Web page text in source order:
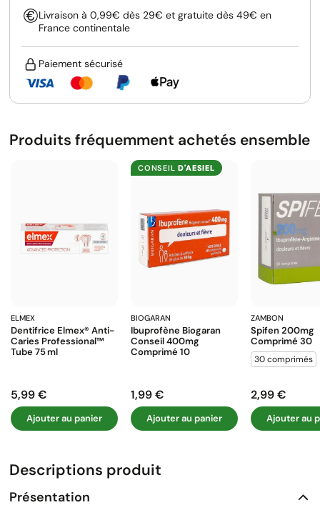
Livraison à 0,99€ dès 29€ et gratuite dès 49€ en
France continentale
Paiement sécurisé
Produits fréquemment achetés ensemble
ELMEX
Dentifrice Elmex® Anti-
Caries Professional™
Tube 75 Ml
Prix
5,99 €
Ajouter au panier
CONSEILD'AESIEL
BIOGARAN
Ibuprofène Biogaran
Conseil 400mg
Comprimé 10
Prix
1,99 €
Ajouter au panier
ZAMBON
Spifen 200mg
Comprimé 30
30 comprimés
Prix
2,99 €
Ajouter au
Descriptions produit
Présentation